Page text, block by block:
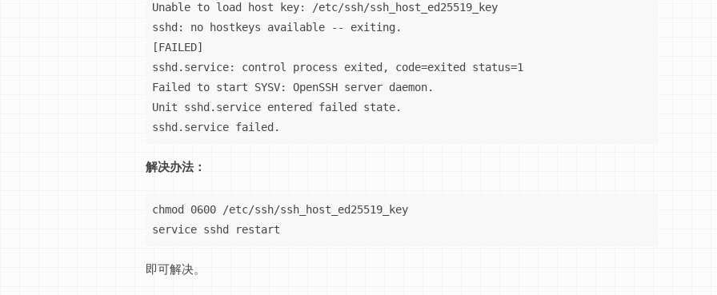
Unable to load host key: /etc/ssh/ssh_host_ed25519_key
sshd: no hostkeys available -- exiting.
[FAILED]
sshd.service: control process exited, code=exited status=1
Failed to start SYSV: OpenSSH server daemon.
Unit sshd.service entered failed state.
sshd.service failed.
解决办法：
chmod 0600 /etc/ssh/ssh_host_ed25519_key
service sshd restart
即可解决。